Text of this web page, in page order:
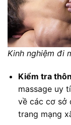
Kinh nghiệm đi
Kiểm tra
massage uy
về các cơ sở
trang mạng